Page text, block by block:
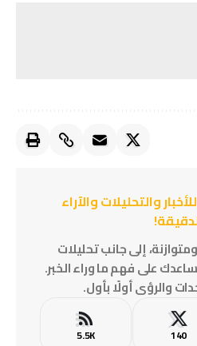
والتحليلات والآراء
إلى جانب تحليلات
على فهم ما وراء الخبر.
والرؤى أولًا بأول.
140
5.5K